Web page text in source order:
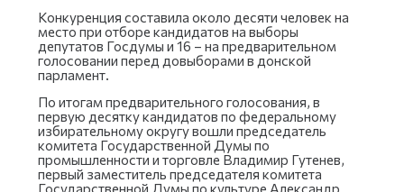
Конкуренция составила около десяти человек на
место при отборе кандидатов на выборы
депутатов Госдумы и 16 – на предварительном
голосовании перед довыборами в донской
парламент.
По итогам предварительного голосования, в
первую десятку кандидатов по федеральному
избирательному округу вошли председатель
комитета Государственной Думы по
промышленности и торговле Владимир Гутенев,
первый заместитель председателя комитета
Государственной Думы по культуре Александр